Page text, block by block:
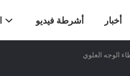
أشرطة فيديو أخبار